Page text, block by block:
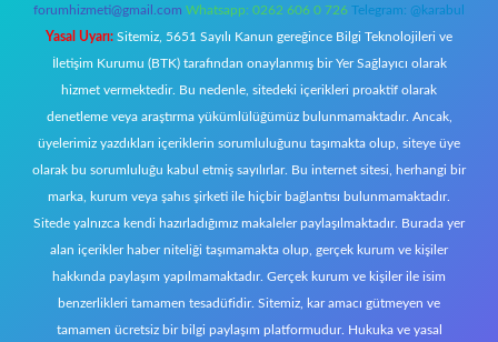
forumhizmeti@gmail.com Whatsapp: 0262 606 0 726 Telegram: @karabul
Yasal Uyarı: Sitemiz, 5651 Sayılı Kanun gereğince Bilgi Teknolojileri ve
İletişim Kurumu (BTK) tarafından onaylanmış bir Yer Sağlayıcı olarak
hizmet vermektedir. Bu nedenle, sitedeki içerikleri proaktif olarak
denetleme veya araştırma yükümlülüğümüz bulunmamaktadır. Ancak,
üyelerimiz yazdıkları içeriklerin sorumluluğunu taşımakta olup, siteye üye
olarak bu sorumluluğu kabul etmiş sayılırlar. Bu internet sitesi, herhangi bir
marka, kurum veya şahıs şirketi ile hiçbir bağlantısı bulunmamaktadır.
Sitede yalnızca kendi hazırladığımız makaleler paylaşılmaktadır. Burada yer
alan içerikler haber niteliği taşımamakta olup, gerçek kurum ve kişiler
hakkında paylaşım yapılmamaktadır. Gerçek kurum ve kişiler ile isim
benzerlikleri tamamen tesadüfidir. Sitemiz, kar amacı gütmeyen ve
tamamen ücretsiz bir bilgi paylaşım platformudur. Hukuka ve yasal